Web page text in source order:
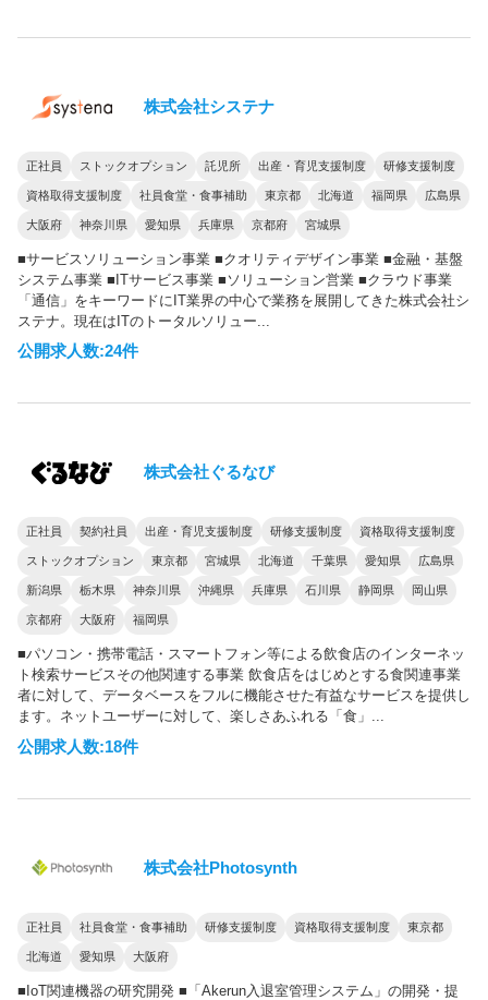
株式会社システナ
正社員 ストックオプション 託児所 出産・育児支援制度 研修支援制度
資格取得支援制度 社員食堂・食事補助 東京都 北海道 福岡県 広島県
大阪府 神奈川県 愛知県 兵庫県 京都府 宮城県
■サービスソリューション事業 ■クオリティデザイン事業 ■金融・基盤
システム事業 ■ITサービス事業 ■ソリューション営業 ■クラウド事業
「通信」をキーワードにIT業界の中心で業務を展開してきた株式会社シ
ステナ。現在はITのトータルソリュー...
公開求人数:24件
株式会社ぐるなび
正社員 契約社員 出産・育児支援制度 研修支援制度 資格取得支援制度
ストックオプション 東京都 宮城県 北海道 千葉県 愛知県 広島県
新潟県 栃木県 神奈川県 沖縄県 兵庫県 石川県 静岡県 岡山県
京都府 大阪府 福岡県
■パソコン・携帯電話・スマートフォン等による飲食店のインターネッ
ト検索サービスその他関連する事業 飲食店をはじめとする食関連事業
者に対して、データベースをフルに機能させた有益なサービスを提供し
ます。ネットユーザーに対して、楽しさあふれる「食」...
公開求人数:18件
株式会社Photosynth
正社員 社員食堂・食事補助 研修支援制度 資格取得支援制度 東京都
北海道 愛知県 大阪府
■IoT関連機器の研究開発 ■「Akerun入退室管理システム」の開発・提